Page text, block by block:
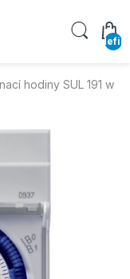
hodiny SUL 191 w